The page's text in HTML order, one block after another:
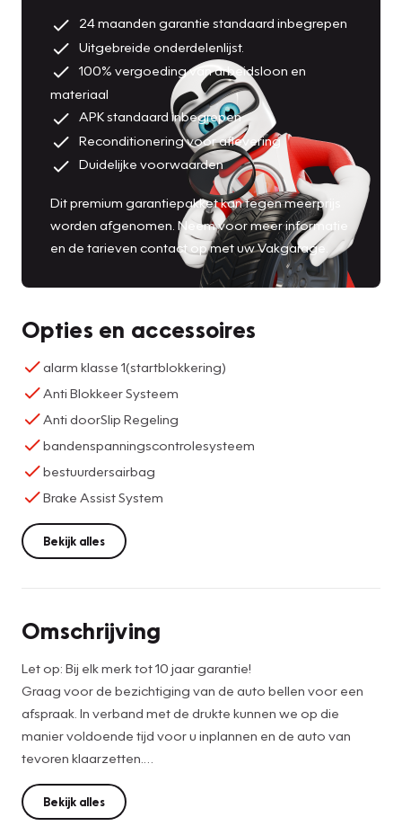
24 maanden garantie standaard inbegrepen
Uitgebreide onderdelenlijst.
100% vergoeding van arbeidsloon en
materiaal
APK standaard inbegrepen
Reconditionering voor aflevering
Duidelijke voorwaarden
Dit premium garantiepakket kan tegen meerprijs
worden afgenomen. Neem voor meer informatie
en de tarieven contact op met uw Vakgarage.
Opties en accessoires
alarm klasse 1(startblokkering)
Anti Blokkeer Systeem
Anti doorSlip Regeling
bandenspanningscontrolesysteem
bestuurdersairbag
Brake Assist System
Bekijk alles
Omschrijving
Let op: Bij elk merk tot 10 jaar garantie!
Graag voor de bezichtiging van de auto bellen voor een
afspraak. In verband met de drukte kunnen we op die
manier voldoende tijd voor u inplannen en de auto van
tevoren klaarzetten.
De netto prijs bedraagt: €14.499,-. Voor de netto prijs
leveren wij de auto onder de volgende voorwaarden:
Bekijk alles